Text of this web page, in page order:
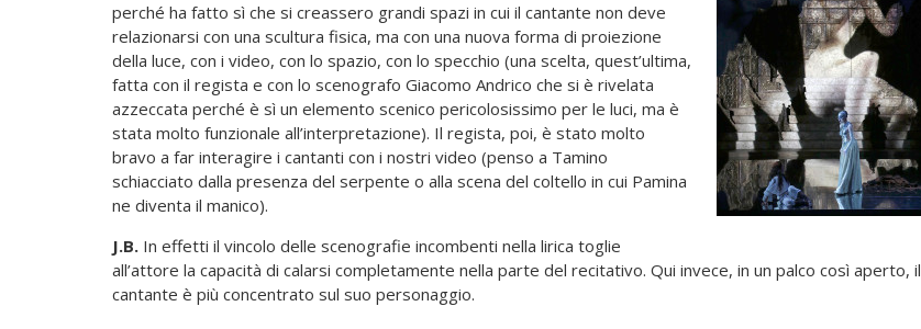
perché ha fatto sì che si creassero grandi spazi in cui il cantante non deve
relazionarsi con una scultura fisica, ma con una nuova forma di proiezione
della luce, con i video, con lo spazio, con lo specchio (una scelta, quest’ultima,
fatta con il regista e con lo scenografo Giacomo Andrico che si è rivelata
azzeccata perché è sì un elemento scenico pericolosissimo per le luci, ma è
stata molto funzionale all’interpretazione). Il regista, poi, è stato molto
bravo a far interagire i cantanti con i nostri video (penso a Tamino
schiacciato dalla presenza del serpente o alla scena del coltello in cui Pamina
ne diventa il manico).
J.B. In effetti il vincolo delle scenografie incombenti nella lirica toglie
all’attore la capacità di calarsi completamente nella parte del recitativo. Qui invece, in un palco così aperto, il
cantante è più concentrato sul suo personaggio.